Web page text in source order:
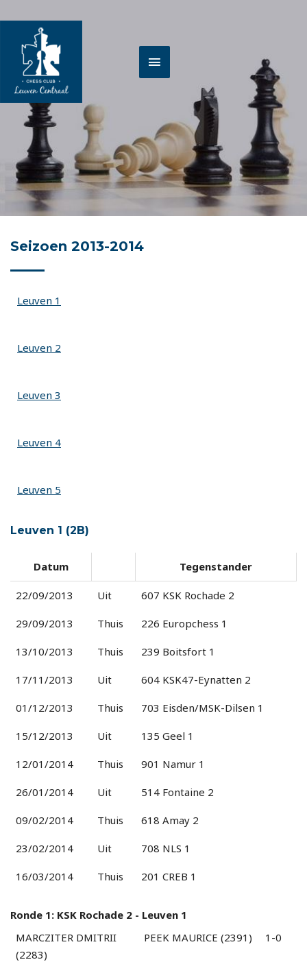
naar
inhoud
Seizoen 2013-2014
Leuven 1
Leuven 2
Leuven 3
Leuven 4
Leuven 5
Leuven 1 (2B)
Datum Tegenstander
22/09/2013 Uit 607 KSK Rochade 2
29/09/2013 Thuis 226 Europchess 1
13/10/2013 Thuis 239 Boitsfort 1
17/11/2013 Uit 604 KSK47-Eynatten 2
01/12/2013 Thuis 703 Eisden/MSK-Dilsen 1
15/12/2013 Uit 135 Geel 1
12/01/2014 Thuis 901 Namur 1
26/01/2014 Uit 514 Fontaine 2
09/02/2014 Thuis 618 Amay 2
23/02/2014 Uit 708 NLS 1
16/03/2014 Thuis 201 CREB 1
Ronde 1: KSK Rochade 2 - Leuven 1
MARCZITER DMITRII
(2283)
PEEK MAURICE (2391) 1-0